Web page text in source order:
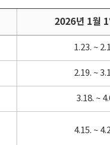
2026년 1월
1.23. ~
2.19. ~
3.18. ~
4.15. ~